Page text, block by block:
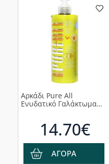
Αρκάδι Pure All
Ενυδατικό Γαλάκτωμα
360ml14.70€
ΑΓΟΡΑ